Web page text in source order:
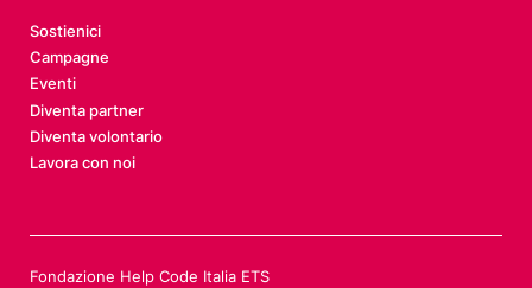
Sostienici
Campagne
Eventi
Diventa partner
Diventa volontario
Lavora con noi
Fondazione Help Code Italia ETS